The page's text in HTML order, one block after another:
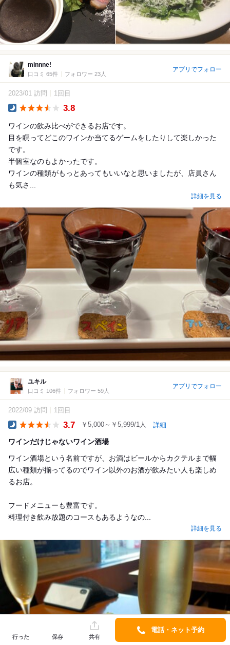
minnne!
口コミ 65件 フォロワー 23人
アプリでフォロー
2023/01 訪問 1回目
3.8
ワインの飲み比べができるお店です。
目を瞑ってどこのワインか当てるゲームをしたりして楽しかった
です。
半個室なのもよかったです。
ワインの種類がもっとあってもいいなと思いましたが、店員さん
も気さ...
詳細を見る
ユキル
口コミ 106件 フォロワー 59人
アプリでフォロー
2022/09 訪問 1回目
3.7 ￥5,000～￥5,999/1人 詳細
ワインだけじゃないワイン酒場
ワイン酒場という名前ですが、お酒はビールからカクテルまで幅
広い種類が揃ってるのでワイン以外のお酒が飲みたい人も楽しめ
るお店。
フードメニューも豊富です。
料理付き飲み放題のコースもあるようなの...
詳細を見る
行った 保存 共有
電話・ネット予約